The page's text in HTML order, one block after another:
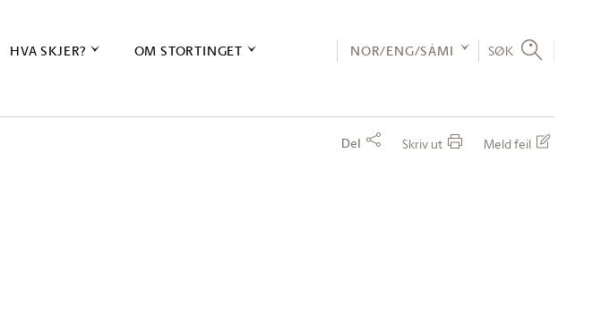
HVA SKJER? OM STORTINGET NOR/ENG/SÁMI SØK
Del Skriv ut Meld feil